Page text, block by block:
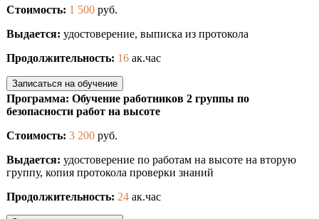
Стоимость: 1 500 руб.
Выдается: удостоверение, выписка из протокола
Продолжительность: 16 ак.час
Записаться на обучение
Программа: Обучение работников 2 группы по
безопасности работ на высоте
Стоимость: 3 200 руб.
Выдается: удостоверение по работам на высоте на вторую
группу, копия протокола проверки знаний
Продолжительность: 24 ак.час